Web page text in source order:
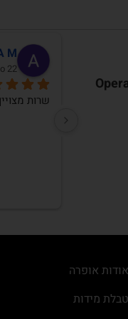
דניאלה שני
אני נהנית ללבוש את
אודות אופרה
טבלת מידות